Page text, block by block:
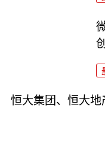
恒大集团、恒大